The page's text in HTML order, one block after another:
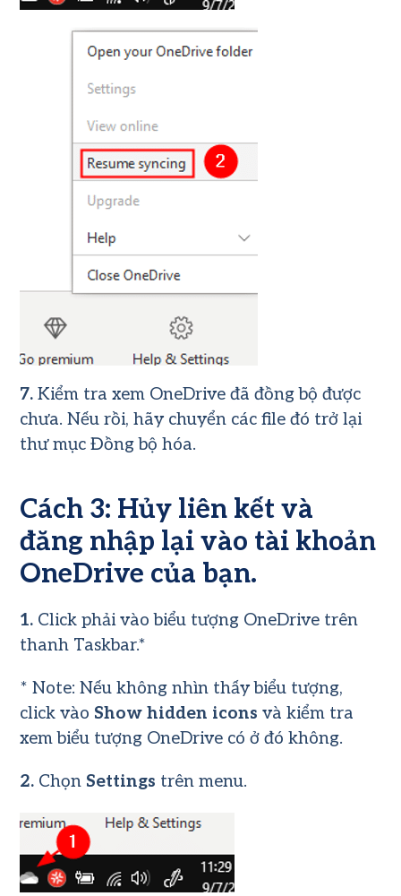
7.Kiểm tra xem OneDrive đã đồng bộ được
chưa. Nếu rồi, hãy chuyển các file đó trở lại
thư mục Đồng bộ hóa.
Cách 3: Hủy liên kết và
đăng nhập lại vào tài khoản
OneDrive của bạn.
1. Click phải vào biểu tượng OneDrive trên
thanh Taskbar.*
* Note: Nếu không nhìn thấy biểu tượng,
click vào Show hidden iconsvà kiểm tra
xem biểu tượng OneDrive có ở đó không.
2. Chọn Settings trên menu.